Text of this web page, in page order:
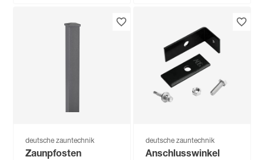
deutsche zauntechnik
Zaunpfosten
deutsche zauntechnik
Anschlusswinkel